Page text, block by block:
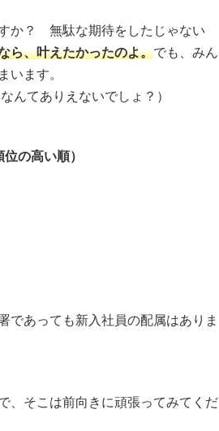
か？ 無駄な期待をしたじゃない
ら、叶えたかったのよ。でも、みん
います。
んてありえないでしょ？）
の高い順）
であっても新入社員の配属はありま
、そこは前向きに頑張ってみてくだ